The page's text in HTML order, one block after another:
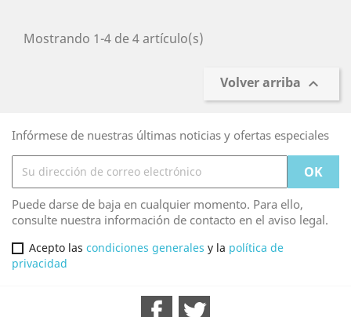
Mostrando 1-4 de 4 artículo(s)
Volver arriba 
Infórmese de nuestras últimas noticias y ofertas especiales
Puede darse de baja en cualquier momento. Para ello,
consulte nuestra información de contacto en el aviso legal.
Acepto las condiciones generales y la política de
privacidad
Facebook